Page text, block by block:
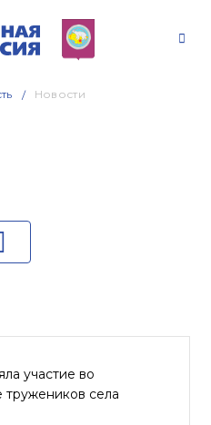
Новости
участие во
села